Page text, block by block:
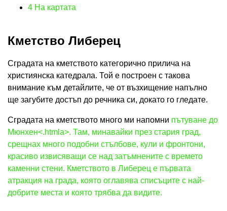
4 На картата
Кметство Либерец
Сградата на кметството категорично прилича на
християнска катедрала. Той е построен с такова
внимание към детайлите, че от възхищение напълно
ще загубите достъп до речника си, докато го гледате.
Сградата на кметството много ми напомни пътуване до
Мюнхен<.htmla>. Там, минавайки през стария град,
срещнах много подобни стълбове, кули и фронтони,
красиво извисяващи се над затъмнените с времето
каменни стени. Кметството в Либерец е първата
атракция на града, която оглавява списъците с най-
добрите места и която трябва да видите.